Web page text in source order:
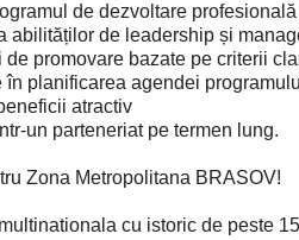
de dezvoltare
abilităților de leadership și
de promovare bazate pe criterii
în planificarea agendei
atractiv
un parteneriat pe termen lung.
Zona Metropolitana BRASOV!
cu istoric de peste